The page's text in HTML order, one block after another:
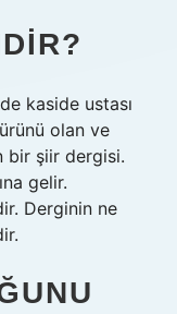
kaside ustası
olan ve
bir şiir dergisi.
gelir.
Derginin ne